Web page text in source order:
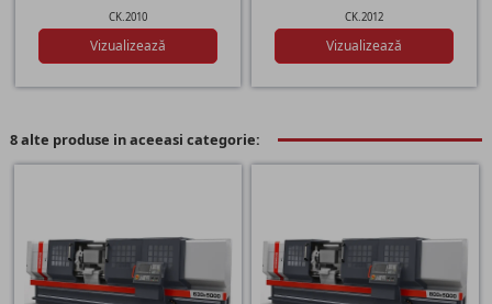
CK.2010
Vizualizează
CK.2012
Vizualizează
8 alte produse in aceeasi categorie: